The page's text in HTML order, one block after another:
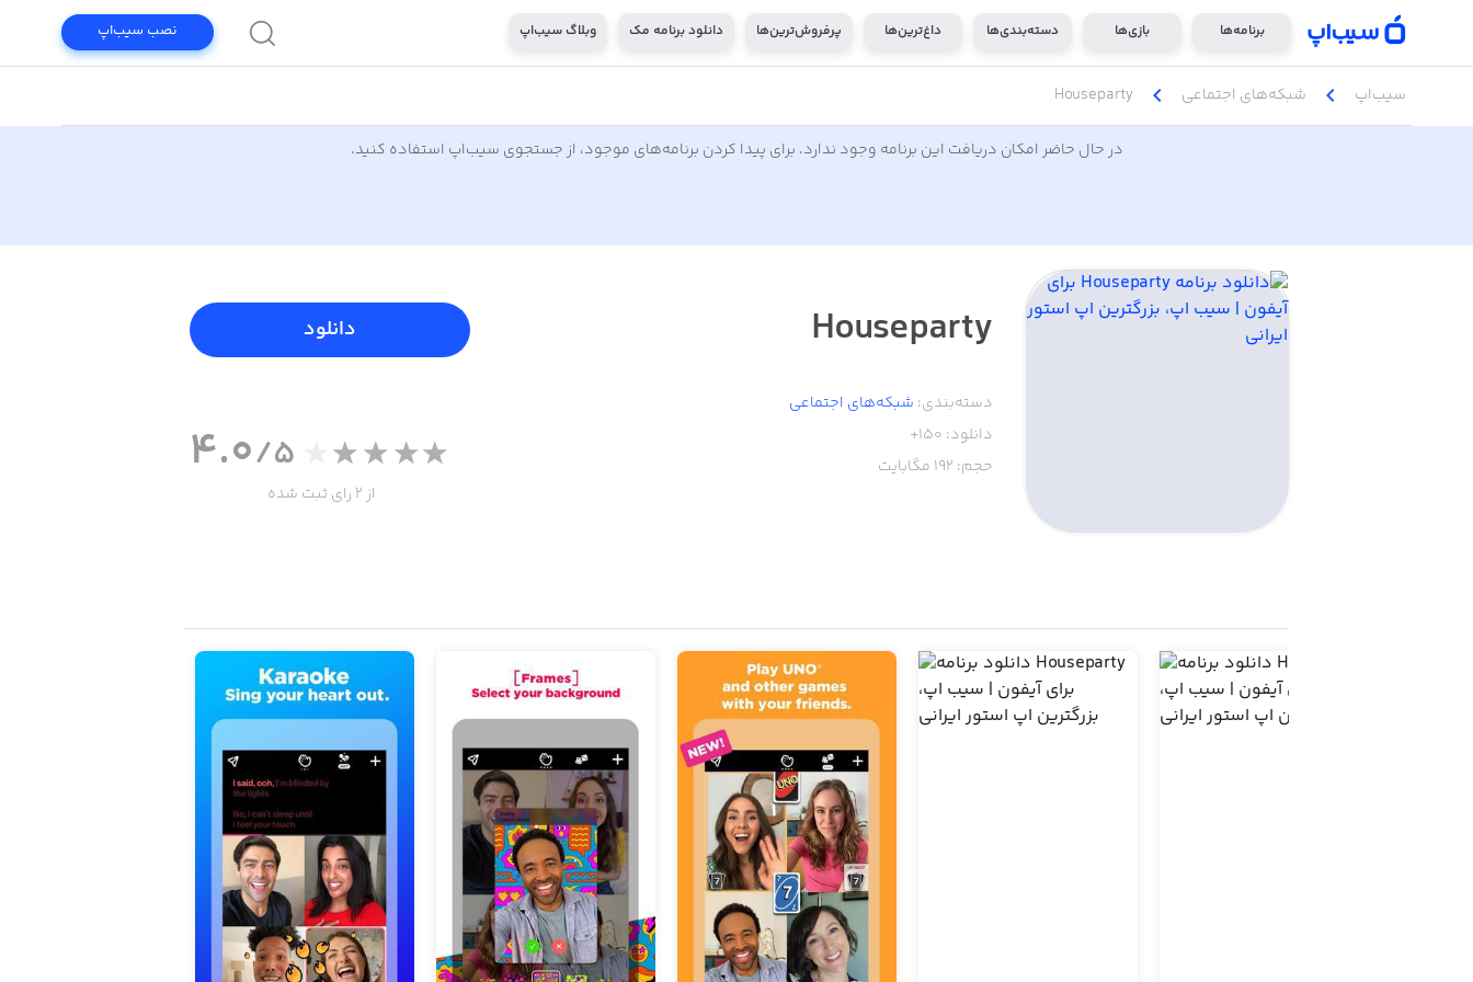
برنامه‌ها بازی‌ها دسته‌بندی‌ها داغ‌ترین‌ها پرفروش‌ترین‌ها دانلود برنامه مک وبلاگ سیب‌اپ نصب سیب‌اپ
سیب‌اپ chevron_left شبکه‌های اجتماعی chevron_left
Houseparty
در حال حاضر امکان دریافت این برنامه وجود ندارد. برای پیدا کردن برنامه‌های موجود، از جستجوی سیب‌اپ استفاده کنید.
Houseparty
دسته‌بندی: شبکه‌های اجتماعی
دانلود: 150+
حجم: 192 مگابایت
دانلود
4.0/5
از 2 رای ثبت شده